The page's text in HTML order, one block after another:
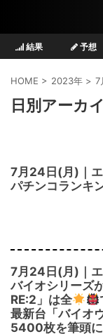
結果 予想
HOME > 2023年 > 7
日別アーカ
7月24日(月)｜エ
パチンコランキ
7月24日(月)｜エ
バイオシリーズ
RE:2」は全
最新台「バイオ
5400枚を筆頭